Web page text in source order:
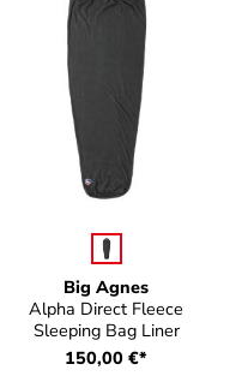
nicht verfügbar.)
Big Agnes
Alpha Direct Fleece
Sleeping Bag Liner
auswählen
150,00 €*